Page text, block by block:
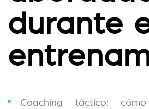
durante
Coaching táctico: